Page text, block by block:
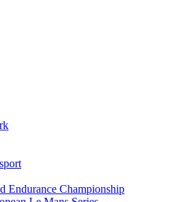
Endurance Championship